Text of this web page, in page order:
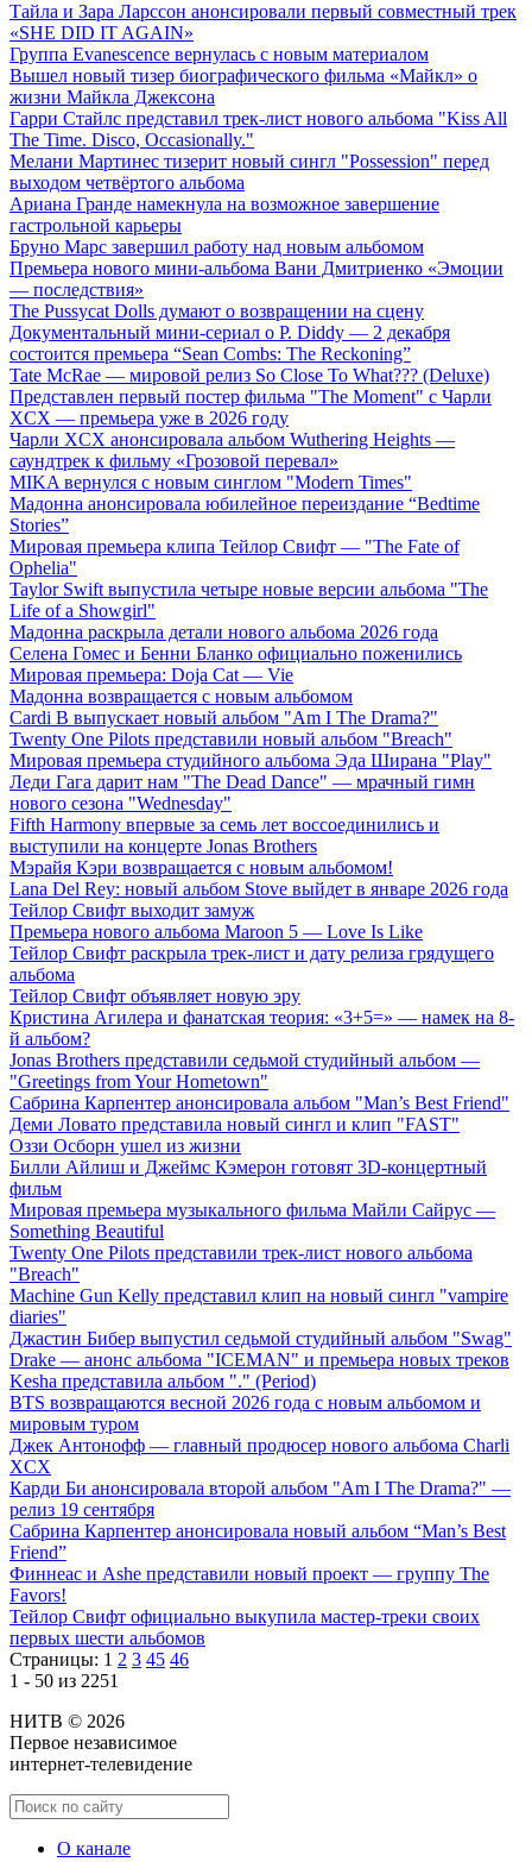
Тайла и Зара Ларссон анонсировали первый совместный трек
«SHE DID IT AGAIN»
Группа Evanescence вернулась с новым материалом
Вышел новый тизер биографического фильма «Майкл» о
жизни Майкла Джексона
Гарри Стайлс представил трек-лист нового альбома "Kiss All
The Time. Disco, Occasionally."
Мелани Мартинес тизерит новый сингл "Possession" перед
выходом четвёртого альбома
Ариана Гранде намекнула на возможное завершение
гастрольной карьеры
Бруно Марс завершил работу над новым альбомом
Премьера нового мини-альбома Вани Дмитриенко «Эмоции
— последствия»
The Pussycat Dolls думают о возвращении на сцену
Документальный мини-сериал о P. Diddy — 2 декабря
состоится премьера “Sean Combs: The Reckoning”
Tate McRae — мировой релиз So Close To What??? (Deluxe)
Представлен первый постер фильма "The Moment" с Чарли
XCX — премьера уже в 2026 году
Чарли XCX анонсировала альбом Wuthering Heights —
саундтрек к фильму «Грозовой перевал»
MIKA вернулся с новым синглом "Modern Times"
Мадонна анонсировала юбилейное переиздание “Bedtime
Stories”
Мировая премьера клипа Тейлор Свифт — "The Fate of
Ophelia"
Taylor Swift выпустила четыре новые версии альбома "The
Life of a Showgirl"
Мадонна раскрыла детали нового альбома 2026 года
Селена Гомес и Бенни Бланко официально поженились
Мировая премьера: Doja Cat — Vie
Мадонна возвращается с новым альбомом
Cardi B выпускает новый альбом "Am I The Drama?"
Twenty One Pilots представили новый альбом "Breach"
Мировая премьера студийного альбома Эда Ширана "Play"
Леди Гага дарит нам "The Dead Dance" — мрачный гимн
нового сезона "Wednesday"
Fifth Harmony впервые за семь лет воссоединились и
выступили на концерте Jonas Brothers
Мэрайя Кэри возвращается с новым альбомом!
Lana Del Rey: новый альбом Stove выйдет в январе 2026 года
Тейлор Свифт выходит замуж
Премьера нового альбома Maroon 5 — Love Is Like
Тейлор Свифт раскрыла трек-лист и дату релиза грядущего
альбома
Тейлор Свифт объявляет новую эру
Кристина Агилера и фанатская теория: «3+5=» — намек на 8-
й альбом?
Jonas Brothers представили седьмой студийный альбом —
"Greetings from Your Hometown"
Сабрина Карпентер анонсировала альбом "Man’s Best Friend"
Деми Ловато представила новый сингл и клип "FAST"
Оззи Осборн ушел из жизни
Билли Айлиш и Джеймс Кэмерон готовят 3D-концертный
фильм
Мировая премьера музыкального фильма Майли Сайрус —
Something Beautiful
Twenty One Pilots представили трек-лист нового альбома
"Breach"
Machine Gun Kelly представил клип на новый сингл "vampire
diaries"
Джастин Бибер выпустил седьмой студийный альбом "Swag"
Drake — анонс альбома "ICEMAN" и премьера новых треков
Kesha представила альбом "." (Period)
BTS возвращаются весной 2026 года с новым альбомом и
мировым туром
Джек Антонофф — главный продюсер нового альбома Charli
XCX
Карди Би анонсировала второй альбом "Am I The Drama?" —
релиз 19 сентября
Сабрина Карпентер анонсировала новый альбом “Man’s Best
Friend”
Финнеас и Ashe представили новый проект — группу The
Favors!
Тейлор Свифт официально выкупила мастер-треки своих
первых шести альбомов
Страницы: 1 2 3 45 46
1 - 50 из 2251
НИТВ © 2026
Первое независимое
интернет-телевидение
О канале